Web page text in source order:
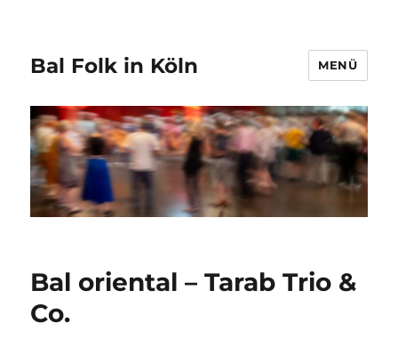
Bal Folk in Köln MENÜ
Bal oriental – Tarab Trio &
Co.